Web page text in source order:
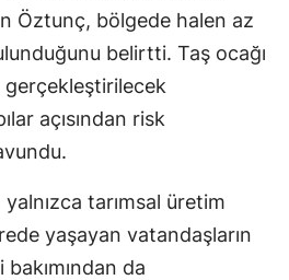
Öztunç, bölgede halen az
belirtti. Taş ocağı
gerçekleştirilecek
açısından risk
tarımsal üretim
yaşayan vatandaşların
da